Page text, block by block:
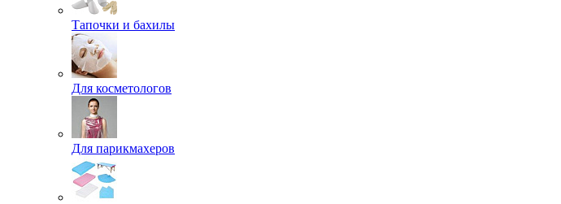
Тапочки и бахилы
Для косметологов
Для парикмахеров